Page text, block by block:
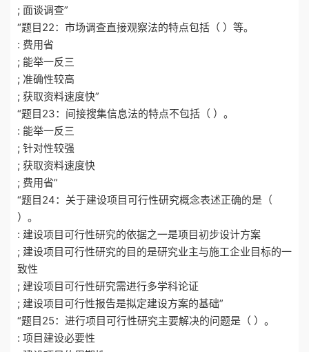
; 面谈调查”
“题目22：市场调查直接观察法的特点包括（ ）等。
: 费用省
; 能举一反三
; 准确性较高
; 获取资料速度快”
“题目23：间接搜集信息法的特点不包括（ ）。
: 能举一反三
; 针对性较强
; 获取资料速度快
; 费用省”
“题目24：关于建设项目可行性研究概念表述正确的是（
）。
: 建设项目可行性研究的依据之一是项目初步设计方案
; 建设项目可行性研究的目的是研究业主与施工企业目标的一
致性
; 建设项目可行性研究需进行多学科论证
; 建设项目可行性报告是拟定建设方案的基础”
“题目25：进行项目可行性研究主要解决的问题是（ ）。
: 项目建设必要性